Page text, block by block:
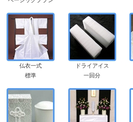
仏衣一式
標準
ドライアイス
一回分